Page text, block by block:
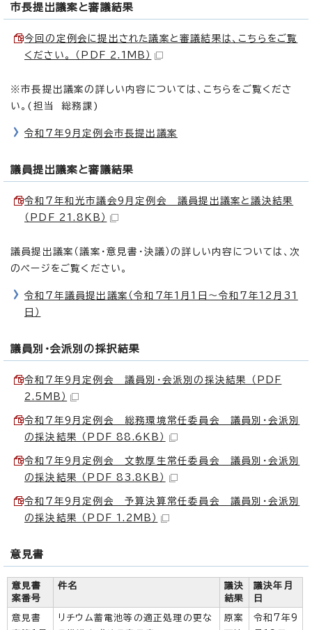
市長提出議案と審議結果
今回の定例会に提出された議案と審議結果は、こちらをご覧
ください。 （PDF 2.1MB）
※市長提出議案の詳しい内容については、こちらをご覧くださ
い。(担当 総務課)
令和7年9月定例会市長提出議案
議員提出議案と審議結果
令和7年和光市議会9月定例会 議員提出議案と議決結果
（PDF 21.8KB）
議員提出議案（議案・意見書・決議）の詳しい内容については、次
のページをご覧ください。
令和7年議員提出議案（令和7年1月1日～令和7年12月31
日）
議員別・会派別の採択結果
令和7年9月定例会 議員別・会派別の採決結果 （PDF
2.5MB）
令和7年9月定例会 総務環境常任委員会 議員別・会派別
の採決結果 （PDF 88.6KB）
令和7年9月定例会 文教厚生常任委員会 議員別・会派別
の採決結果 （PDF 83.8KB）
令和7年9月定例会 予算決算常任委員会 議員別・会派別
の採決結果 （PDF 1.2MB）
意見書
意見書
案番号
件名
議決
結果
議決年月
日
意見書
リチウム蓄電池等の適正処理の更な
原案
令和7年9